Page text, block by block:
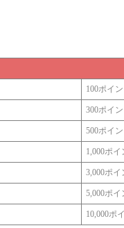
100ポイン
300ポイン
500ポイン
1,000ポイ
3,000ポイ
5,000ポイ
10,000ポ